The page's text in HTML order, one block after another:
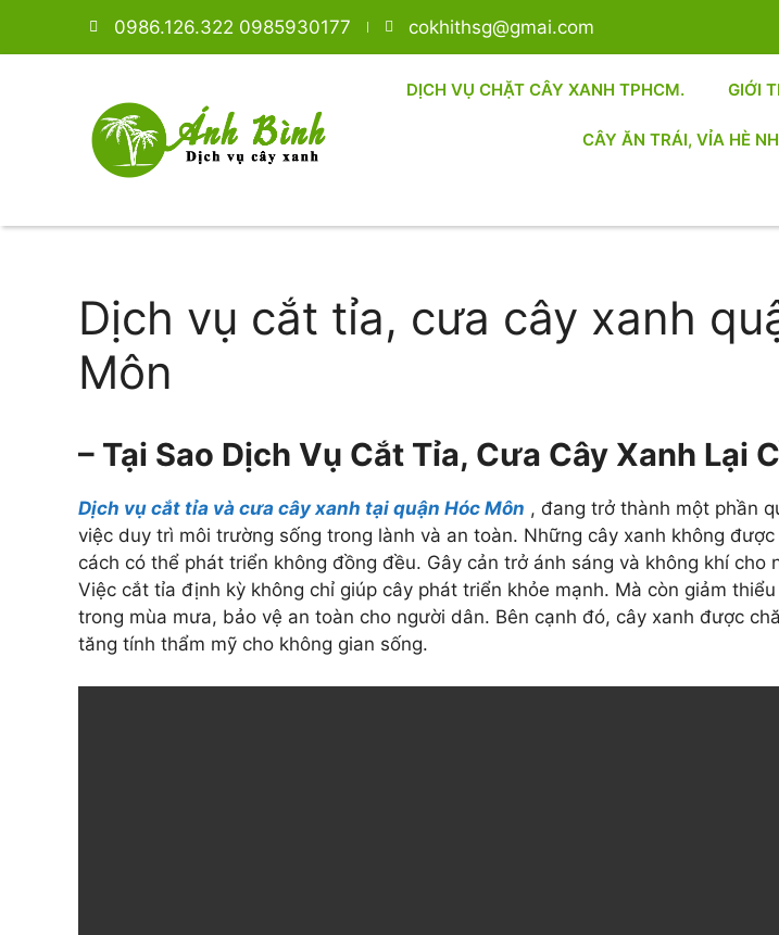
0986.126.322 0985930177 cokhithsg@gmai.com
DỊCH VỤ CHẶT CÂY XANH TPHCM. GIỚI
CÂY ĂN TRÁI, VỈA HÈ
Dịch vụ cắt tỉa, cưa cây xanh
Môn
– Tại Sao Dịch Vụ Cắt Tỉa, Cưa Cây Xanh Lại
Dịch vụ cắt tỉa và cưa cây xanh tại quận Hóc Môn , đang trở thành một phần
việc duy trì môi trường sống trong lành và an toàn. Những cây xanh không
cách có thể phát triển không đồng đều. Gây cản trở ánh sáng và không khí cho
Việc cắt tỉa định kỳ không chỉ giúp cây phát triển khỏe mạnh. Mà còn giảm
trong mùa mưa, bảo vệ an toàn cho người dân. Bên cạnh đó, cây xanh được
tăng tính thẩm mỹ cho không gian sống.